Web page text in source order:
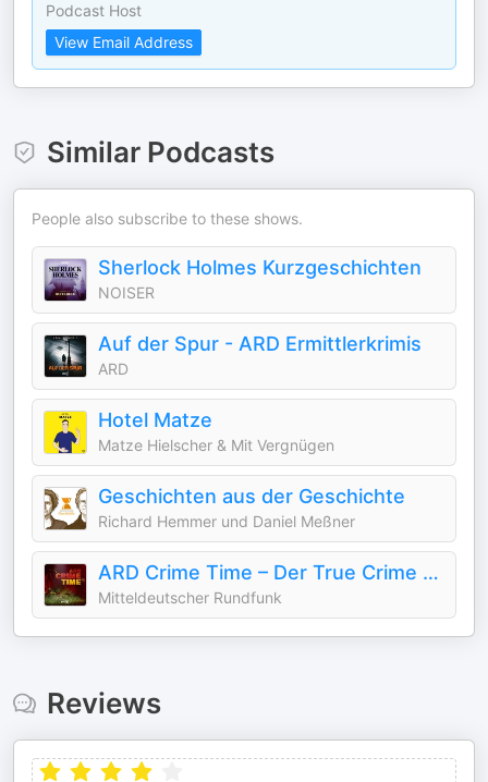
Podcast Host
View Email Address
Similar Podcasts
People also subscribe to these shows.
Sherlock Holmes Kurzgeschichten
NOISER
Auf der Spur - ARD Ermittlerkrimis
ARD
Hotel Matze
Matze Hielscher & Mit Vergnügen
Geschichten aus der Geschichte
Richard Hemmer und Daniel Meßner
ARD Crime Time – Der True Crime Podcast
Mitteldeutscher Rundfunk
Reviews